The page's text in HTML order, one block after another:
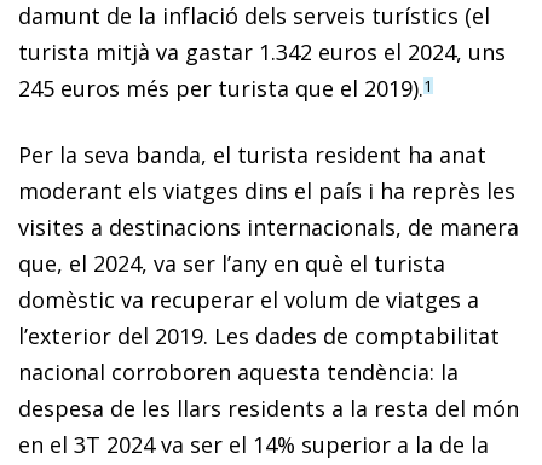
damunt de la inflació dels serveis turístics (el
turista mitjà va gastar 1.342 euros el 2024, uns
245 euros més per turista que el 2019).1
Per la seva banda, el turista resident ha anat
moderant els viatges dins el país i ha reprès les
visites a destinacions internacionals, de manera
que, el 2024, va ser l’any en què el turista
domèstic va recuperar el volum de viatges a
l’exterior del 2019. Les dades de comptabilitat
nacional corroboren aquesta tendència: la
despesa de les llars residents a la resta del món
en el 3T 2024 va ser el 14% superior a la de la